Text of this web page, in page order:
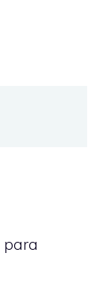
para